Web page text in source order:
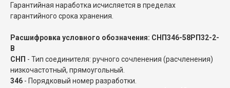
Гарантийная наработка исчисляется в пределах
гарантийного срока хранения.
Расшифровка условного обозначения: СНП346-58РП32-2-
В
СНП - Тип соединителя: ручного сочленения (расчленения)
низкочастотный, прямоугольный.
346 - Порядковый номер разработки.